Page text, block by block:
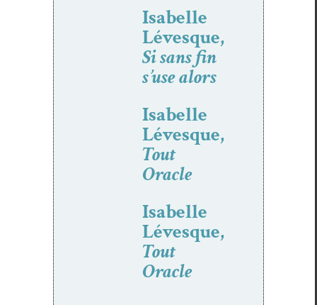
Isabelle
Lévesque,
Si sans fin
s’use alors
Isabelle
Lévesque,
Tout
Oracle
Isabelle
Lévesque,
Tout
Oracle